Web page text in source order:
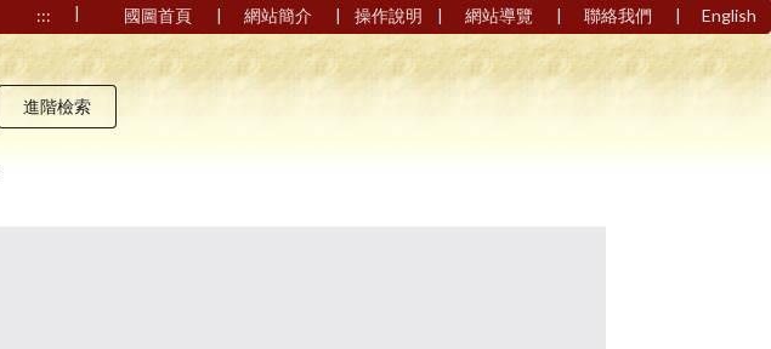
::: | 國圖首頁 | 網站簡介 | 操作說明 | 網站導覽 | 聯絡我們 | English
進階檢索